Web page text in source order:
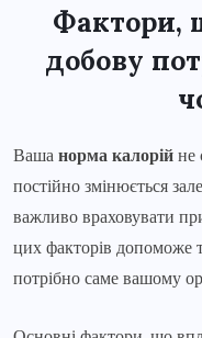
Фактори,
добову
Вашанорма калорійне
постійно змінюється
важливо враховувати
цих факторів допоможе
потрібно саме вашому